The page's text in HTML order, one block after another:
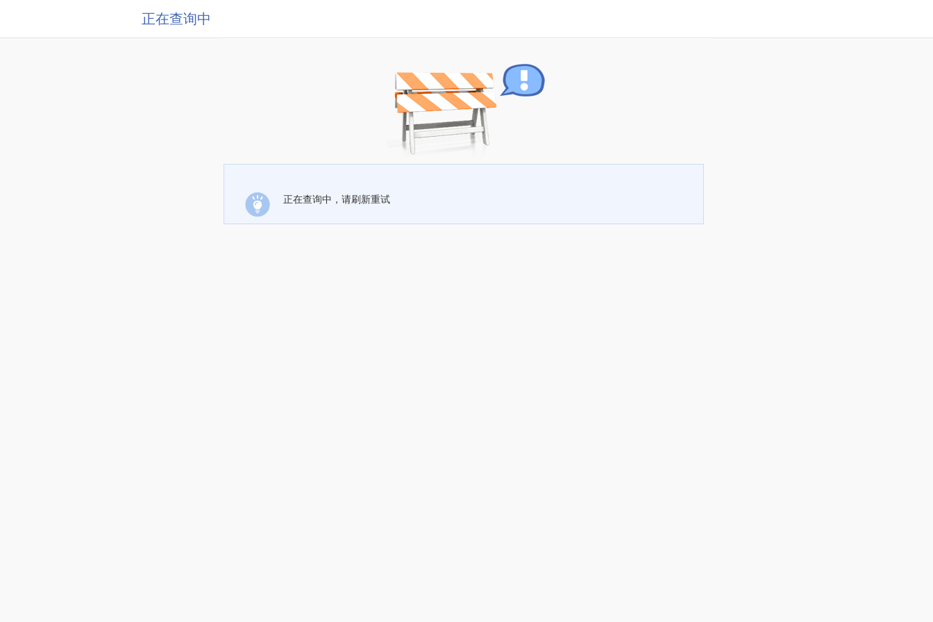
正在查询中
正在查询中，请刷新重试